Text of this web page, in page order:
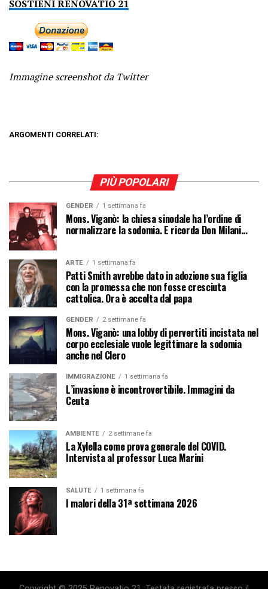
SOSTIENI RENOVATIO 21
Immagine screenshot da Twitter
ARGOMENTI CORRELATI:
PIÙ POPOLARI
GENDER 1 settimana fa
Mons. Viganò: la chiesa sinodale ha l’ordine di
normalizzare la sodomia. E ricorda Don Milani…
ARTE 1 settimana fa
Patti Smith avrebbe dato in adozione sua figlia
con la promessa che non fosse cresciuta
cattolica. Ora è accolta dal papa
GENDER 2 settimane fa
Mons. Viganò: una lobby di pervertiti incistata nel
corpo ecclesiale vuole legittimare la sodomia
anche nel Clero
IMMIGRAZIONE 1 settimana fa
L’invasione è incontrovertibile. Immagini da
Ceuta
AMBIENTE 2 settimane fa
La Xylella come prova generale del COVID.
Intervista al professor Luca Marini
SALUTE 1 settimana fa
I malori della 31ª settimana 2026